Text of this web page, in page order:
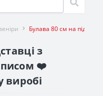
Булава 80 см на
з
❤️
виробі